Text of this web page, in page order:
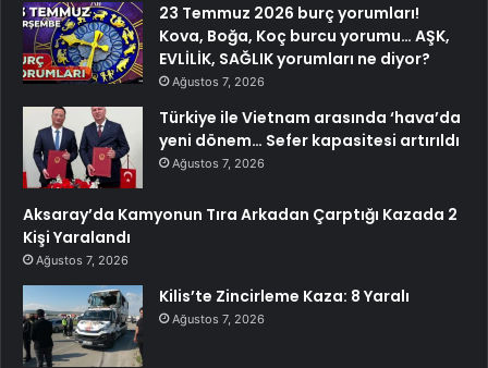
23 Temmuz 2026 burç yorumları!
Kova, Boğa, Koç burcu yorumu… AŞK,
EVLİLİK, SAĞLIK yorumları ne diyor?
Ağustos 7, 2026
Türkiye ile Vietnam arasında ‘hava’da
yeni dönem… Sefer kapasitesi artırıldı
Ağustos 7, 2026
Aksaray’da Kamyonun Tıra Arkadan Çarptığı Kazada 2
Kişi Yaralandı
Ağustos 7, 2026
Kilis’te Zincirleme Kaza: 8 Yaralı
Ağustos 7, 2026